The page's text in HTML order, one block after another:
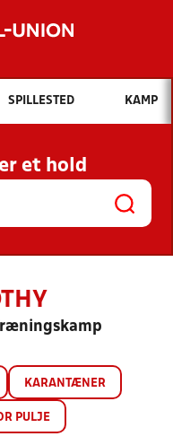
Hvad vil du søge efter?
OG NYHEDER
KLUBBER OG
SPILLESTED KAMP
et hold
KARANTÆNER
PULJE